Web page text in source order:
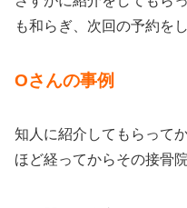
も和らぎ、次回の予約を
Oさんの事例
知人に紹介してもらって
ほど経ってからその接骨